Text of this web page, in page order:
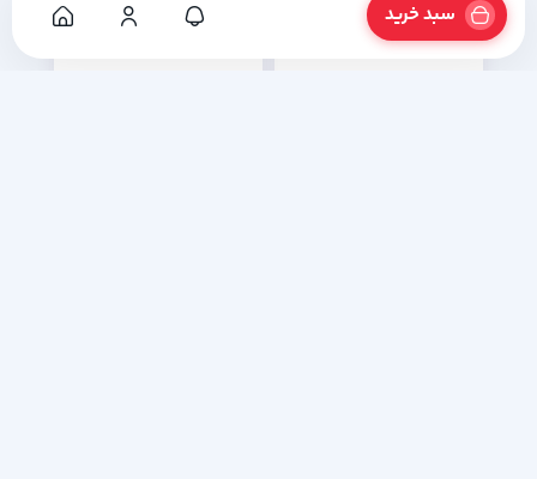
سبد خرید